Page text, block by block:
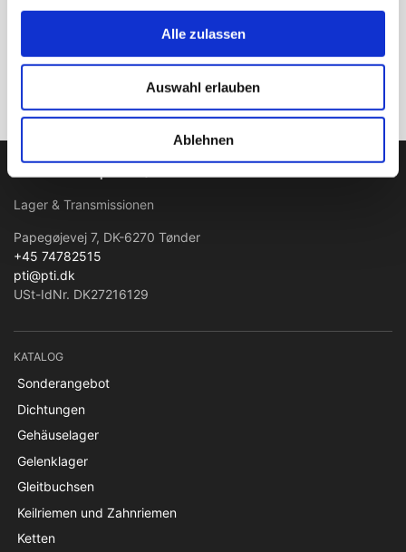
Alle zulassen
Auswahl erlauben
Ablehnen
Anmelden
PTI Europa A/S
Lager & Transmissionen
Papegøjevej 7, DK-6270 Tønder
+45 74782515
pti@pti.dk
USt-IdNr. DK27216129
KATALOG
Sonderangebot
Dichtungen
Gehäuselager
Gelenklager
Gleitbuchsen
Keilriemen und Zahnriemen
Ketten